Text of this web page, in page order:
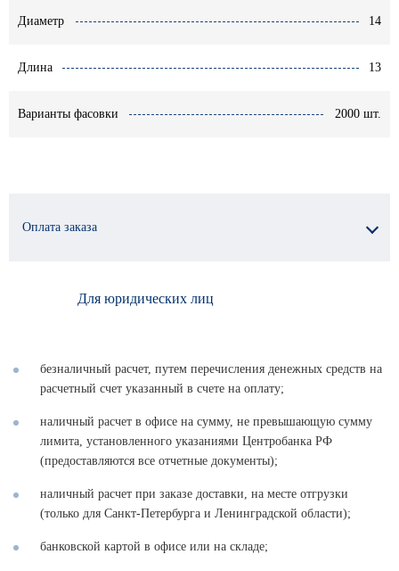
Диаметр 14
Длина 13
Варианты фасовки 2000 шт.
Оплата заказа
Для юридических лиц
безналичный расчет, путем перечисления денежных средств на
расчетный счет указанный в счете на оплату;
наличный расчет в офисе на сумму, не превышающую сумму
лимита, установленного указаниями Центробанка РФ
(предоставляются все отчетные документы);
наличный расчет при заказе доставки, на месте отгрузки
(только для Санкт-Петербурга и Ленинградской области);
банковской картой в офисе или на складе;